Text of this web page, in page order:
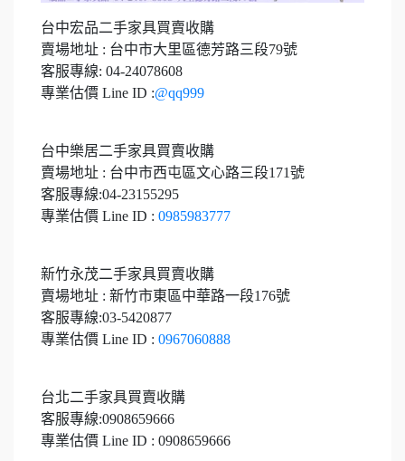
台中宏品二手家具買賣收購
賣場地址 : 台中市大里區德芳路三段79號
客服專線: 04-24078608
專業估價 Line ID :@qq999
台中樂居二手家具買賣收購
賣場地址 : 台中市西屯區文心路三段171號
客服專線:04-23155295
專業估價 Line ID : 0985983777
新竹永茂二手家具買賣收購
賣場地址 : 新竹市東區中華路一段176號
客服專線:03-5420877
專業估價 Line ID : 0967060888
台北二手家具買賣收購
客服專線:0908659666
專業估價 Line ID : 0908659666